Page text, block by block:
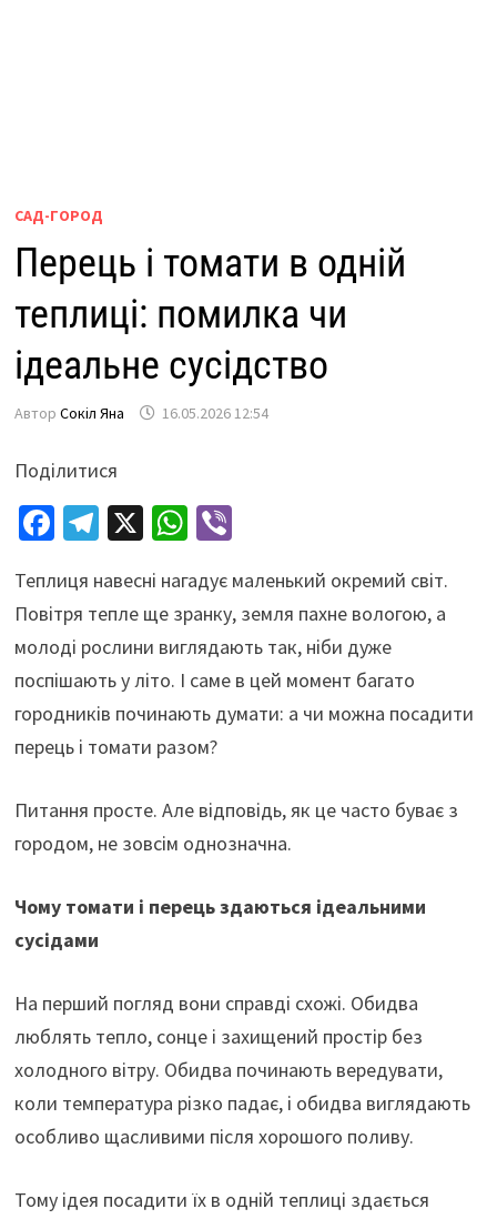
САД-ГОРОД
Перець і томати в одній
теплиці: помилка чи
ідеальне сусідство
Автор Сокіл Яна 16.05.2026 12:54
Поділитися
Fa
b
o
o
k
Te
gr
a
m
X W
at
sA
p
p
Vi
er
Теплиця навесні нагадує маленький окремий світ.
Повітря тепле ще зранку, земля пахне вологою, а
молоді рослини виглядають так, ніби дуже
поспішають у літо. І саме в цей момент багато
городників починають думати: а чи можна посадити
перець і томати разом?
Питання просте. Але відповідь, як це часто буває з
городом, не зовсім однозначна.
Чому томати і перець здаються ідеальними
сусідами
На перший погляд вони справді схожі. Обидва
люблять тепло, сонце і захищений простір без
холодного вітру. Обидва починають вередувати,
коли температура різко падає, і обидва виглядають
особливо щасливими після хорошого поливу.
Тому ідея посадити їх в одній теплиці здається